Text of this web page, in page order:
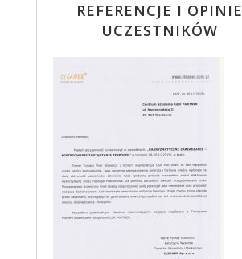
REFERENCJE I OPINIE
UCZESTNIKÓW